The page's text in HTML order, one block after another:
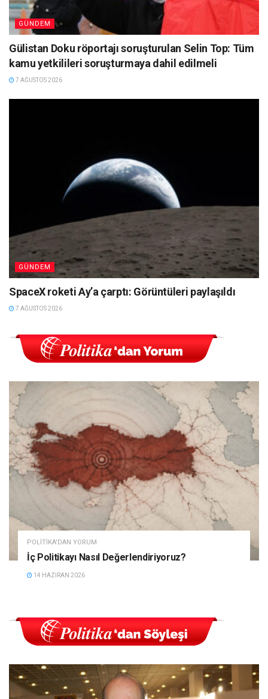
GÜNDEM
Gülistan Doku röportajı soruşturulan Selin Top: Tüm
kamu yetkilileri soruşturmaya dahil edilmeli
7 AĞUSTOS 2026
GÜNDEM
SpaceX roketi Ay’a çarptı: Görüntüleri paylaşıldı
7 AĞUSTOS 2026
POLITIKA'DAN YORUM
İç Politikayı Nasıl Değerlendiriyoruz?
14 HAZIRAN 2026